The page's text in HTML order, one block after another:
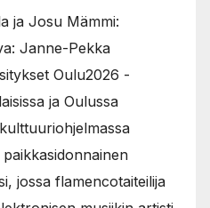
ja Josu Mämmi:
Janne-Pekka
Oulu2026 -
ja Oulussa
jossa flamencotaiteilija